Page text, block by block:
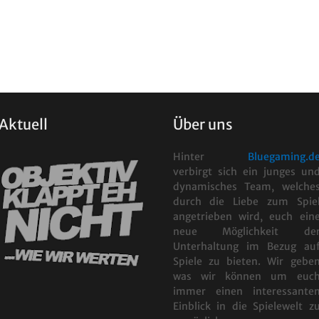
Über uns
Hinter Bluegaming.de
verbirgt sich ein junges und
dynamisches Team, welches
durch die Liebe zum Spiel
angetrieben wird, euch eine
neue Möglichkeit der
Unterhaltung im Bezug
Spiele zu bieten. Wir geben
was wir können um euch
immer einen interessanten
Einblick in die Spielewelt zu